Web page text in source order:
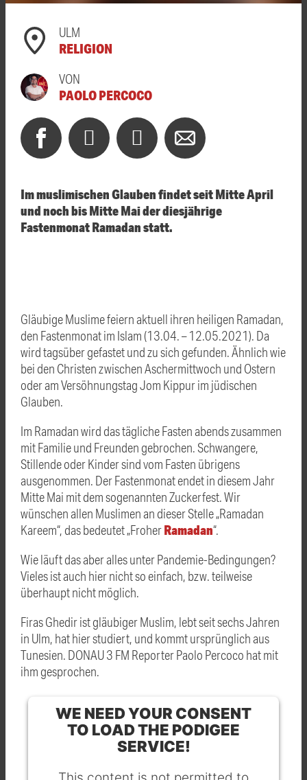
ULM
RELIGION
VON
PAOLO PERCOCO
Im muslimischen Glauben findet seit Mitte April
und noch bis Mitte Mai der diesjährige
Fastenmonat Ramadan statt.
Gläubige Muslime feiern aktuell ihren heiligen Ramadan,
den Fastenmonat im Islam (13.04. – 12.05.2021). Da
wird tagsüber gefastet und zu sich gefunden. Ähnlich wie
bei den Christen zwischen Aschermittwoch und Ostern
oder am Versöhnungstag Jom Kippur im jüdischen
Glauben.
Im Ramadan wird das tägliche Fasten abends zusammen
mit Familie und Freunden gebrochen. Schwangere,
Stillende oder Kinder sind vom Fasten übrigens
ausgenommen. Der Fastenmonat endet in diesem Jahr
Mitte Mai mit dem sogenannten Zuckerfest. Wir
wünschen allen Muslimen an dieser Stelle „Ramadan
Kareem“, das bedeutet „FroherRamadan“.
Wie läuft das aber alles unter Pandemie-Bedingungen?
Vieles ist auch hier nicht so einfach, bzw. teilweise
überhaupt nicht möglich.
Firas Ghedir ist gläubiger Muslim, lebt seit sechs Jahren
in Ulm, hat hier studiert, und kommt ursprünglich aus
Tunesien. DONAU 3 FM Reporter Paolo Percoco hat mit
ihm gesprochen.
WE NEED YOUR CONSENT
TO LOAD THE PODIGEE
SERVICE!